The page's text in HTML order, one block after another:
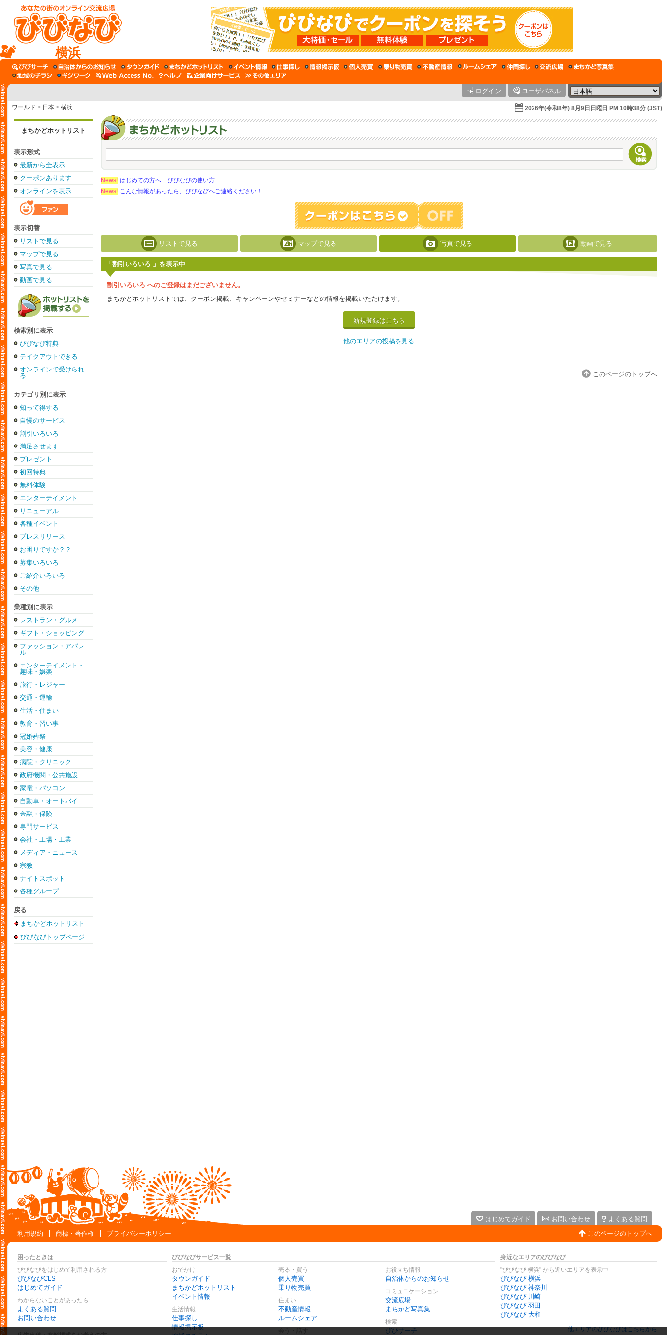
横浜
ログイン ユーザパネル
ワールド > 日本 > 横浜 2026年(令和8年) 8月9日日曜日 PM 10時38分 (JST)
まちかどホットリスト
表示形式
最新から全表示
クーポンあります
オンラインを表示
表示切替
リストで見る
マップで見る
写真で見る
動画で見る
検索別に表示
びびなび特典
テイクアウトできる
オンラインで受けられ
る
カテゴリ別に表示
知って得する
自慢のサービス
割引いろいろ
満足させます
プレゼント
初回特典
無料体験
エンターテイメント
リニューアル
各種イベント
プレスリリース
お困りですか？？
募集いろいろ
ご紹介いろいろ
その他
業種別に表示
レストラン・グルメ
ギフト・ショッピング
ファッション・アパレ
ル
エンターテイメント・
趣味・娯楽
旅行・レジャー
交通・運輸
生活・住まい
教育・習い事
冠婚葬祭
美容・健康
病院・クリニック
政府機関・公共施設
家電・パソコン
自動車・オートバイ
金融・保険
専門サービス
会社・工場・工業
メディア・ニュース
宗教
ナイトスポット
各種グループ
戻る
まちかどホットリスト
びびなびトップページ
News! はじめての方へ びびなびの使い方
News! こんな情報があったら、びびなびへご連絡ください！
リストで見る マップで見る 写真で見る 動画で見る
「割引いろいろ 」を表示中
割引いろいろ へのご登録はまだございません。
まちかどホットリストでは、クーポン掲載、キャンペーンやセミナーなどの情報を掲載いただけます。
新規登録はこちら
他のエリアの投稿を見る
このページのトップへ
はじめてガイド お問い合わせ
よくある質問
利用規約
商標・著作権 プライバシーポリシー このページのトップへ
困ったときは
びびなびをはじめて利用される方
びびなびCLS
はじめてガイド
わからないことがあったら
よくある質問
お問い合わせ
びびなびサービス一覧
おでかけ
タウンガイド
まちかどホットリスト
イベント情報
生活情報
仕事探し
情報掲示板
売る・買う
個人売買
乗り物売買
住まい
不動産情報
ルームシェア
お役立ち情報
自治体からのお知らせ
コミュニケーション
交流広場
まちかど写真集
検索
びびサーチ
身近なエリアのびびなび
"びびなび 横浜" から近いエリアを表示中
びびなび 横浜
びびなび 神奈川
びびなび 川崎
びびなび 羽田
びびなび 大和
他エリアのびびなびはこちらから